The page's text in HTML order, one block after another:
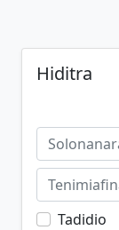
Hiditra
Tadidio